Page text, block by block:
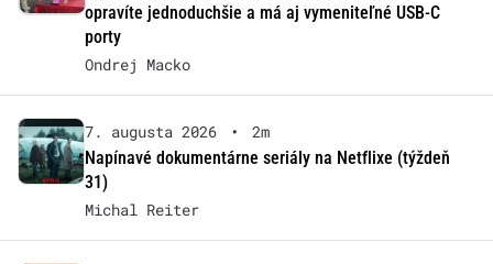
opravíte jednoduchšie a má aj vymeniteľné USB-C
porty
Ondrej Macko
7. augusta 2026 •
2m
Napínavé dokumentárne seriály na Netflixe (týždeň
31)
Michal Reiter